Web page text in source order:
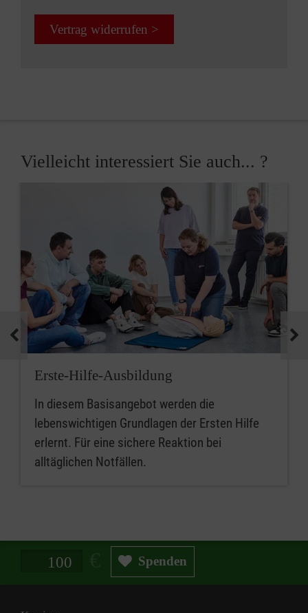
Vertrag widerrufen >
Vielleicht interessiert Sie auch... ?
Erste-Hilfe-Ausbildung
In diesem Basisangebot werden die
lebenswichtigen Grundlagen der Ersten Hilfe
erlernt. Für eine sichere Reaktion bei
alltäglichen Notfällen.
Spendenbetrag in Euro Spenden